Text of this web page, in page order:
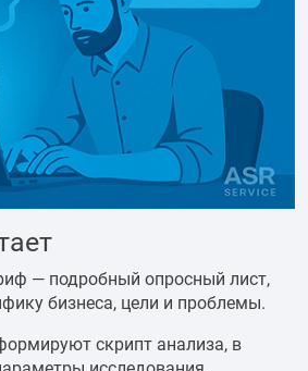
— подробный опросный лист,
бизнеса, цели и проблемы.
скрипт анализа, в